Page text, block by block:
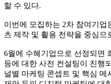
할 수 있다.
이번에 모집하는 2차 참여기업
츠 제작 및 활용 전략을 중심으
6월에 수혜기업으로 선정되면
등에 대한 사전 컨설팅이 진행
널별 마케팅 콘셉트 및 핵심 메